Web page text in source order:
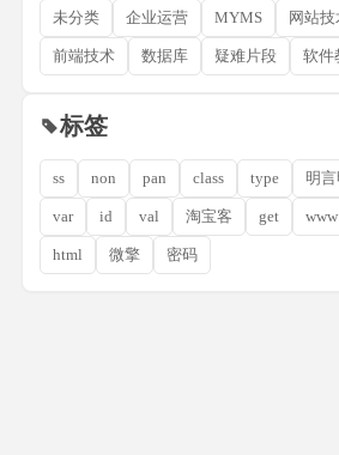
未分类 企业运营 MYMS 网站技
前端技术 数据库 疑难片段 软件
标签
ss non pan class type 明
var id val 淘宝客 get www
html 微擎 密码